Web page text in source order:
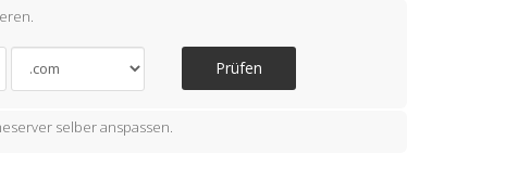
Prüfen
selber anspassen.